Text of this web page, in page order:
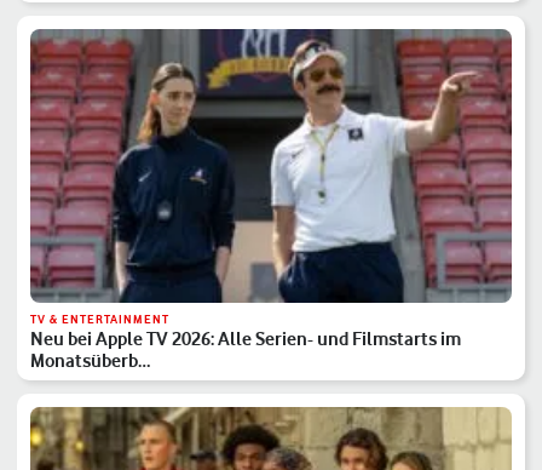
TV & ENTERTAINMENT
Neu bei Apple TV 2026: Alle Serien- und Filmstarts im
Monatsüberb…